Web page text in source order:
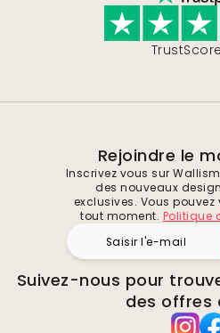
TrustScore
Rejoindre le
Inscrivez vous sur
des nouveaux
exclusives. Vous
tout moment. Politique
Suivez-nous pour
des offres